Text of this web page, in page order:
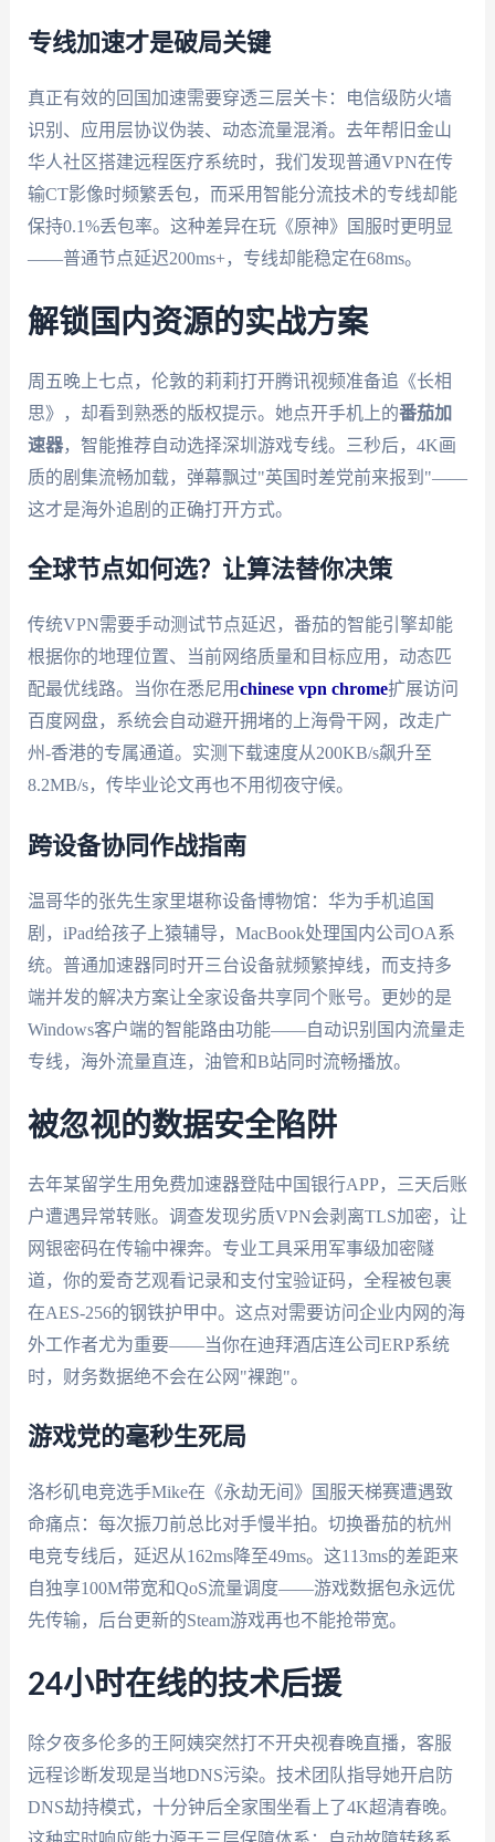
专线加速才是破局关键
真正有效的回国加速需要穿透三层关卡：电信级防火墙
识别、应用层协议伪装、动态流量混淆。去年帮旧金山
华人社区搭建远程医疗系统时，我们发现普通VPN在传
输CT影像时频繁丢包，而采用智能分流技术的专线却能
保持0.1%丢包率。这种差异在玩《原神》国服时更明显
——普通节点延迟200ms+，专线却能稳定在68ms。
解锁国内资源的实战方案
周五晚上七点，伦敦的莉莉打开腾讯视频准备追《长相
思》，却看到熟悉的版权提示。她点开手机上的番茄加
速器，智能推荐自动选择深圳游戏专线。三秒后，4K画
质的剧集流畅加载，弹幕飘过"英国时差党前来报到"——
这才是海外追剧的正确打开方式。
全球节点如何选？让算法替你决策
传统VPN需要手动测试节点延迟，番茄的智能引擎却能
根据你的地理位置、当前网络质量和目标应用，动态匹
配最优线路。当你在悉尼用chinese vpn chrome扩展访问
百度网盘，系统会自动避开拥堵的上海骨干网，改走广
州-香港的专属通道。实测下载速度从200KB/s飙升至
8.2MB/s，传毕业论文再也不用彻夜守候。
跨设备协同作战指南
温哥华的张先生家里堪称设备博物馆：华为手机追国
剧，iPad给孩子上猿辅导，MacBook处理国内公司OA系
统。普通加速器同时开三台设备就频繁掉线，而支持多
端并发的解决方案让全家设备共享同个账号。更妙的是
Windows客户端的智能路由功能——自动识别国内流量走
专线，海外流量直连，油管和B站同时流畅播放。
被忽视的数据安全陷阱
去年某留学生用免费加速器登陆中国银行APP，三天后账
户遭遇异常转账。调查发现劣质VPN会剥离TLS加密，让
网银密码在传输中裸奔。专业工具采用军事级加密隧
道，你的爱奇艺观看记录和支付宝验证码，全程被包裹
在AES-256的钢铁护甲中。这点对需要访问企业内网的海
外工作者尤为重要——当你在迪拜酒店连公司ERP系统
时，财务数据绝不会在公网"裸跑"。
游戏党的毫秒生死局
洛杉矶电竞选手Mike在《永劫无间》国服天梯赛遭遇致
命痛点：每次振刀前总比对手慢半拍。切换番茄的杭州
电竞专线后，延迟从162ms降至49ms。这113ms的差距来
自独享100M带宽和QoS流量调度——游戏数据包永远优
先传输，后台更新的Steam游戏再也不能抢带宽。
24小时在线的技术后援
除夕夜多伦多的王阿姨突然打不开央视春晚直播，客服
远程诊断发现是当地DNS污染。技术团队指导她开启防
DNS劫持模式，十分钟后全家围坐看上了4K超清春晚。